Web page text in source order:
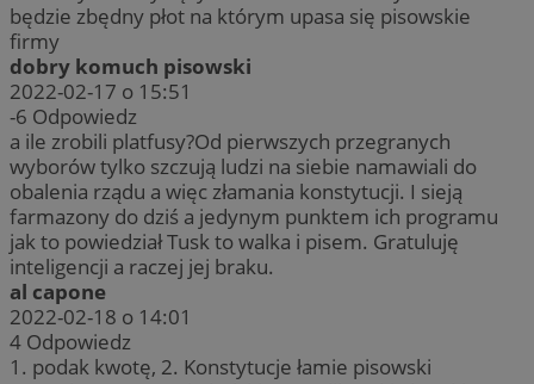
będzie zbędny płot na którym upasa się pisowskie
firmy
dobry komuch pisowski
2022-02-17 o 15:51
-6 Odpowiedz
a ile zrobili platfusy?Od pierwszych przegranych
wyborów tylko szczują ludzi na siebie namawiali do
obalenia rządu a więc złamania konstytucji. I sieją
farmazony do dziś a jedynym punktem ich programu
jak to powiedział Tusk to walka i pisem. Gratuluję
inteligencji a raczej jej braku.
al capone
2022-02-18 o 14:01
4 Odpowiedz
1. podak kwotę, 2. Konstytucje łamie pisowski